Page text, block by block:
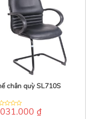
chân quỳ SL710S
₫